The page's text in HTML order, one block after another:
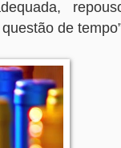
de